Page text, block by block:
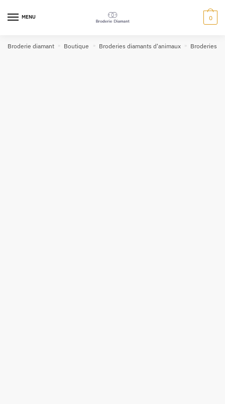
MENU 0
Broderie diamant » Boutique Broderies diamants d'animaux » Broderies